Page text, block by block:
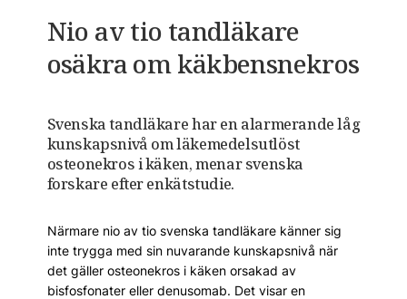
Nio av tio tandläkare
osäkra om käkbensnekros
Svenska tandläkare har en alarmerande låg
kunskapsnivå om läkemedelsutlöst
osteonekros i käken, menar svenska
forskare efter enkätstudie.
Närmare nio av tio svenska tandläkare känner sig
inte trygga med sin nuvarande kunskapsnivå när
det gäller osteonekros i käken orsakad av
bisfosfonater eller denusomab. Det visar en